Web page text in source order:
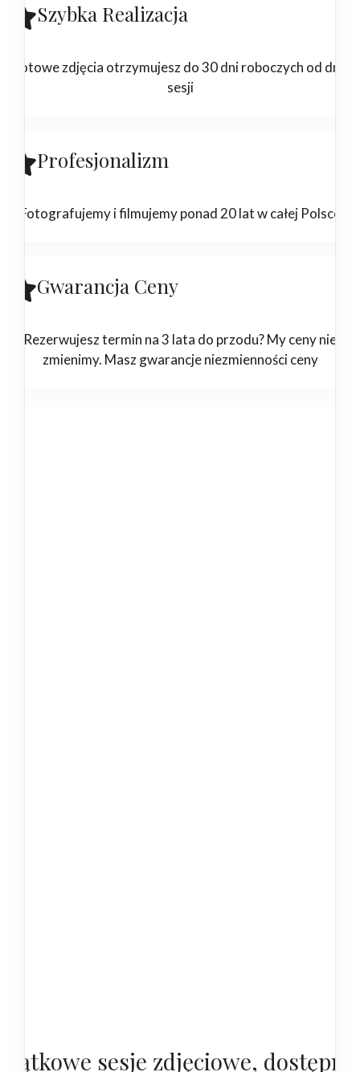
Szybka Realizacja
Gotowe zdjęcia otrzymujesz do 30 dni roboczych od dnia
sesji
Profesjonalizm
Fotografujemy i filmujemy ponad 20 lat w całej Polsce
Gwarancja Ceny
Rezerwujesz termin na 3 lata do przodu? My ceny nie
zmienimy. Masz gwarancje niezmienności ceny
sesje zdjęciowe,